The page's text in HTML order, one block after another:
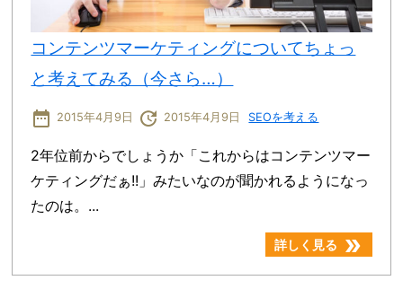
コンテンツマーケティングについてちょっ
と考えてみる（今さら…）
date_range 2015年4月9日 update 2015年4月9日 SEOを考える
2年位前からでしょうか「これからはコンテンツマー
ケティングだぁ!!」みたいなのが聞かれるようになっ
たのは。...
詳しく見る double_arrow